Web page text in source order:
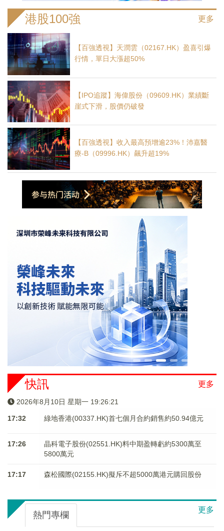
更多
港股100強
【百強透視】天潤雲（02167.HK）盈喜引爆
行情，單日大漲超50%
【IPO追蹤】海偉股份（09609.HK）業績斷
崖式下滑，股價仍破發
【百強透視】收入最高預增逾23%！沛嘉醫
療-B（09996.HK）飆升超19%
更多
快訊
2026年8月10日 星期一 19:26:21
17:32 綠地香港(00337.HK)首七個月合約銷售約50.94億元
17:26
晶科電子股份(02551.HK)料中期盈轉虧約5300萬至
5800萬元
17:17 森松國際(02155.HK)擬斥不超5000萬港元購回股份
更多
熱門專欄